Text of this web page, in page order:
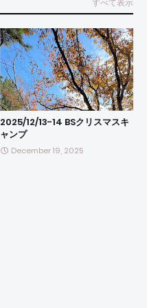
すべて表示
2025/12/13-14 BSクリスマスキ
ャンプ
December 19, 2025